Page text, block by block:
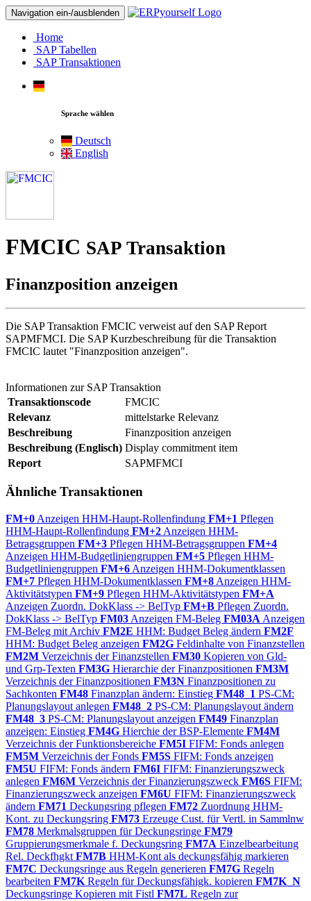
Navigation ein-/ausblenden
Home
SAP Tabellen
SAP Transaktionen
Sprache wählen
Deutsch
English
FMCIC SAP Transaktion
Finanzposition anzeigen
Die SAP Transaktion FMCIC verweist auf den SAP Report
SAPMFMCI. Die SAP Kurzbeschreibung für die Transaktion
FMCIC lautet "Finanzposition anzeigen".
Informationen zur SAP Transaktion
Transaktionscode
FMCIC
Relevanz
mittelstarke Relevanz
Beschreibung
Finanzposition anzeigen
Beschreibung (Englisch) Display commitment item
Report
SAPMFMCI
Ähnliche Transaktionen
FM+0 Anzeigen HHM-Haupt-Rollenfindung FM+1 Pflegen
HHM-Haupt-Rollenfindung FM+2 Anzeigen HHM-
Betragsgruppen FM+3 Pflegen HHM-Betragsgruppen FM+4
Anzeigen HHM-Budgetliniengruppen FM+5 Pflegen HHM-
Budgetliniengruppen FM+6 Anzeigen HHM-Dokumentklassen
FM+7 Pflegen HHM-Dokumentklassen FM+8 Anzeigen HHM-
Aktivitätstypen FM+9 Pflegen HHM-Aktivitätstypen FM+A
Anzeigen Zuordn. DokKlass -> BelTyp FM+B Pflegen Zuordn.
DokKlass -> BelTyp FM03 Anzeigen FM-Beleg FM03A Anzeigen
FM-Beleg mit Archiv FM2E HHM: Budget Beleg ändern FM2F
HHM: Budget Beleg anzeigen FM2G Feldinhalte von Finanzstellen
FM2M Verzeichnis der Finanzstellen FM30 Kopieren von Gld-
und Grp-Texten FM3G Hierarchie der Finanzpositionen FM3M
Verzeichnis der Finanzpositionen FM3N Finanzpositionen zu
Sachkonten FM48 Finanzplan ändern: Einstieg FM48_1 PS-CM:
Planungslayout anlegen FM48_2 PS-CM: Planungslayout ändern
FM48_3 PS-CM: Planungslayout anzeigen FM49 Finanzplan
anzeigen: Einstieg FM4G Hierchie der BSP-Elemente FM4M
Verzeichnis der Funktionsbereiche FM5I FIFM: Fonds anlegen
FM5M Verzeichnis der Fonds FM5S FIFM: Fonds anzeigen
FM5U FIFM: Fonds ändern FM6I FIFM: Finanzierungszweck
anlegen FM6M Verzeichnis der Finanzierungszweck FM6S FIFM:
Finanzierungszweck anzeigen FM6U FIFM: Finanzierungszweck
ändern FM71 Deckungsring pflegen FM72 Zuordnung HHM-
Kont. zu Deckungsring FM73 Erzeuge Cust. für Vertl. in Sammlnw
FM78 Merkmalsgruppen für Deckungsringe FM79
Gruppierungsmerkmale f. Deckungsring FM7A Einzelbearbeitung
Rel. Deckfhgkt FM7B HHM-Kont als deckungsfähig markieren
FM7C Deckungsringe aus Regeln generieren FM7G Regeln
bearbeiten FM7K Regeln für Deckungsfähigk. kopieren FM7K_N
Deckungsringe Kopieren mit Fistl FM7L Regeln zur